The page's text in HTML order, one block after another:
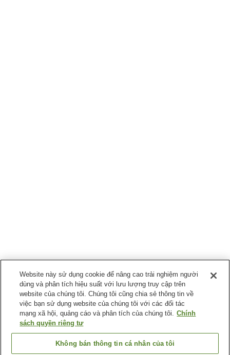
Website này sử dụng cookie để nâng cao trải nghiệm người
dùng và phân tích hiệu suất với lưu lượng truy cập trên
website của chúng tôi. Chúng tôi cũng chia sẻ thông tin về
việc bạn sử dụng website của chúng tôi với các đối tác
mạng xã hội, quảng cáo và phân tích của chúng tôi. Chính
sách quyền riêng tư
Không bán thông tin cá nhân của tôi